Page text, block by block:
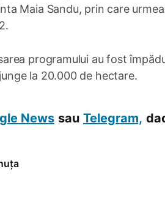
Maia Sandu, prin care
programului au fost
la 20.000 de hectare.
News sau Telegram,